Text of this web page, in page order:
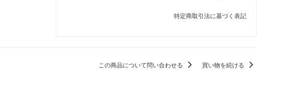
特定商取引法に基づく表記
この商品について問い合わせる 買い物を続ける